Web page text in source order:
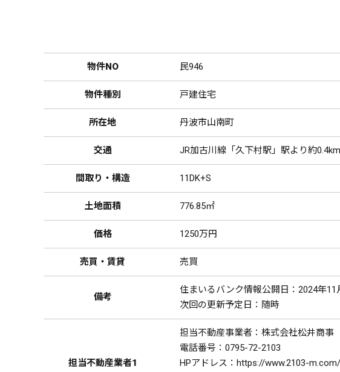
物件NO 民946
物件種別 戸建住宅
所在地 丹波市山南町
交通 JR加古川線「久下村駅」駅より約
間取り・構造 11DK+S
土地面積 776.85㎡
価格 1250万円
売買・賃貸 売買
備考
住まいるバンク情報公開日：2024年11
次回の更新予定日：随時
担当不動産業者1
担当不動産事業者：株式会社松井商事
電話番号：0795-72-2103
HPアドレス：https://www.2103-m.com/